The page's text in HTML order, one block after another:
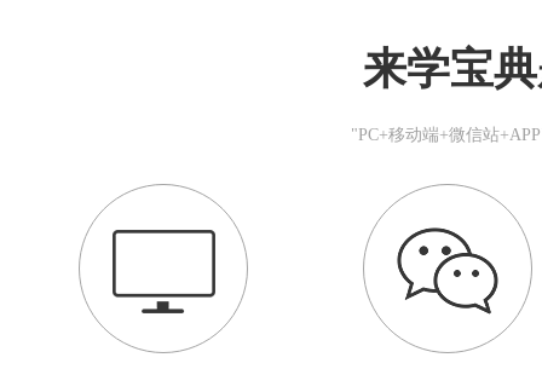
来学宝
"PC+移动端+微信站